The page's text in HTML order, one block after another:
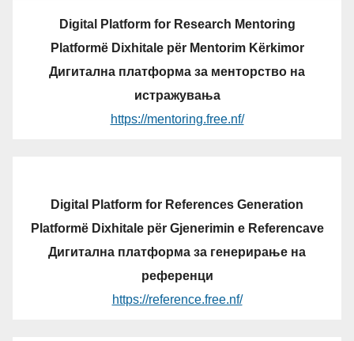
Digital Platform for Research Mentoring
Platformë Dixhitale për Mentorim Kërkimor
Дигитална платформа за менторство на
истражувања
https://mentoring.free.nf/
Digital Platform for References Generation
Platformë Dixhitale për Gjenerimin e Referencave
Дигитална платформа за генерирање на
референци
https://reference.free.nf/